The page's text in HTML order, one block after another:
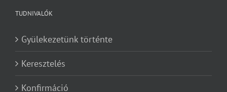
TUDNIVALÓK
Gyülekezetünk történte
Keresztelés
Konfirmáció